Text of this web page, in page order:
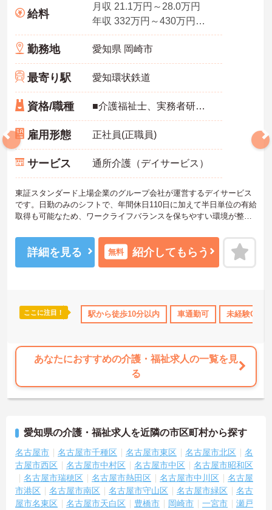
休日110日以上 資格取得サポート 研修制度あり 産休･育休･介
給料
月収 21.1万円～28.0万円
年収 332万円～430万円程度 月給＋想定時間外手当＋賞与2回／年を含む
勤務地 愛知県 岡崎市
最寄り駅 愛知環状鉄道
資格/職種 ■介護福祉士、実務者研修、介護職員基礎研修（ヘルパー1級）、介護職員初任者研修（ヘルパー2級）修了 ※いずれかの資格をお持ちの方 ■普通自動車免許（AT限定可）がある方は尚歓迎 ■経験不問（デイサービス未経験者可）
雇用形態 正社員(正職員)
サービス 通所介護（デイサービス）
東証スタンダード上場企業のグループ会社が運営するデイサービス
です。日勤のみのシフトで、年間休日110日に加えて半日単位の有給
取得も可能なため、ワークライフバランスを保ちやすい環境が整っ
迎車など、身体的・精神的な負担を軽減する設備が充実していま
す。お子様の成長に合わせて最大130万円が支給されるライフイベン
ト手当や、退職金制度、65歳定年制など、大手グループならではの
毎月のコンディションチェックなどフォロー体制も手厚く、腰を据
えて長く活躍していただけます。
【上場グループの手厚い待遇と福利厚生】
・お子様の成長に合わせて最大130万円のライフイベント手当があり
・退職金制度や65歳定年制など長期就業を支える制度が充実してい
ます
【身体負担を抑えた安心の就業環境】
・夜勤のないデイサービスで生活リズムを崩さずに勤務できます
・浴室にはリフト設備が完備されており身体への負担を軽減してい
ます
・送迎車両には衝突防止装置やカーナビが搭載されており運転も安
心です
詳細を見る 無料 紹介してもらう
ここに注目！ 駅から徒歩10分以内 車通勤可 未経験OK
あなたにおすすめの介護・福祉求人の一覧を見
る
愛知県の介護・福祉求人を近隣の市区町村から探す
名古屋市 名古屋市千種区 名古屋市東区 名古屋市北区
名
古屋市西区
名古屋市中村区 名古屋市中区
名古屋市昭和区
名古屋市瑞穂区
名古屋市熱田区 名古屋市中川区
名古屋
市港区
名古屋市南区 名古屋市守山区 名古屋市緑区
名古
屋市名東区
名古屋市天白区 豊橋市 岡崎市 一宮市
瀬戸